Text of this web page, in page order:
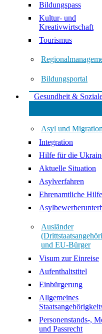
Bildungspass
Kultur- und
Kreativwirtschaft
Tourismus
Bildungsportal
Gesundheit &
Asyl und Migration
Integration
Hilfe für die
Aktuelle Situation
Asylverfahren
Ehrenamtliche
Ausländer
und EU-Bürger
Visum zur Einreise
Aufenthaltstitel
Einbürgerung
Allgemeines
Personenstands-,
und Passrecht